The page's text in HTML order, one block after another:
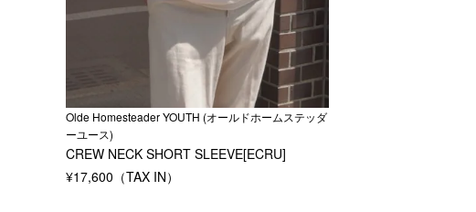
Olde Homesteader YOUTH (オールドホームステッダ
ーユース)
CREW NECK SHORT SLEEVE[ECRU]
¥17,600